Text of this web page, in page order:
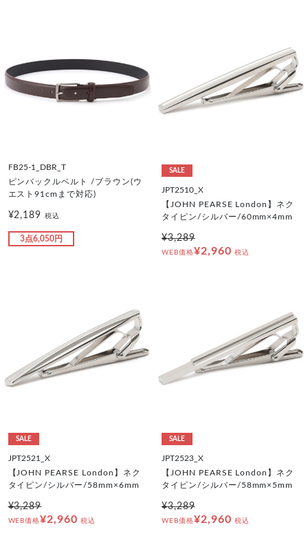
FB25-1_DBR_T
ピンバックルベルト /ブラウン(ウ
エスト91cmまで対応)
¥2,189税込
3点6,050円
SALE
JPT2510_X
【JOHN PEARSE London】ネク
タイピン/シルバー/60mm×4mm
¥3,289
WEB価格¥2,960 税込
SALE
JPT2521_X
【JOHN PEARSE London】ネク
タイピン/シルバー/58mm×6mm
¥3,289
WEB価格¥2,960 税込
SALE
JPT2523_X
【JOHN PEARSE London】ネク
タイピン/シルバー/58mm×5mm
¥3,289
WEB価格¥2,960 税込